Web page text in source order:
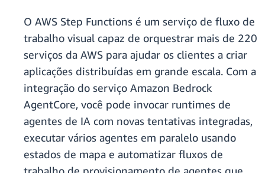
O AWS Step Functions é um serviço de fluxo de
trabalho visual capaz de orquestrar mais de 220
serviços da AWS para ajudar os clientes a criar
aplicações distribuídas em grande escala. Com a
integração do serviço Amazon Bedrock
AgentCore, você pode invocar runtimes de
agentes de IA com novas tentativas integradas,
executar vários agentes em paralelo usando
estados de mapa e automatizar fluxos de